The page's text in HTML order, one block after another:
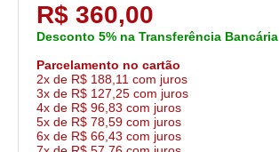
R$ 360,00
Desconto 5% na Transferência Bancária
Parcelamento no cartão
2x de R$ 188,11 com juros
3x de R$ 127,25 com juros
4x de R$ 96,83 com juros
5x de R$ 78,59 com juros
6x de R$ 66,43 com juros